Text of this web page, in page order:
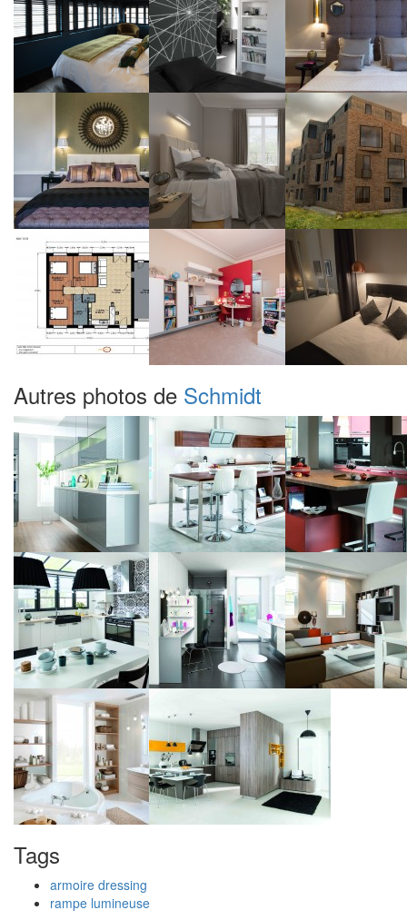
Autres photos de Schmidt
Tags
armoire dressing
rampe lumineuse